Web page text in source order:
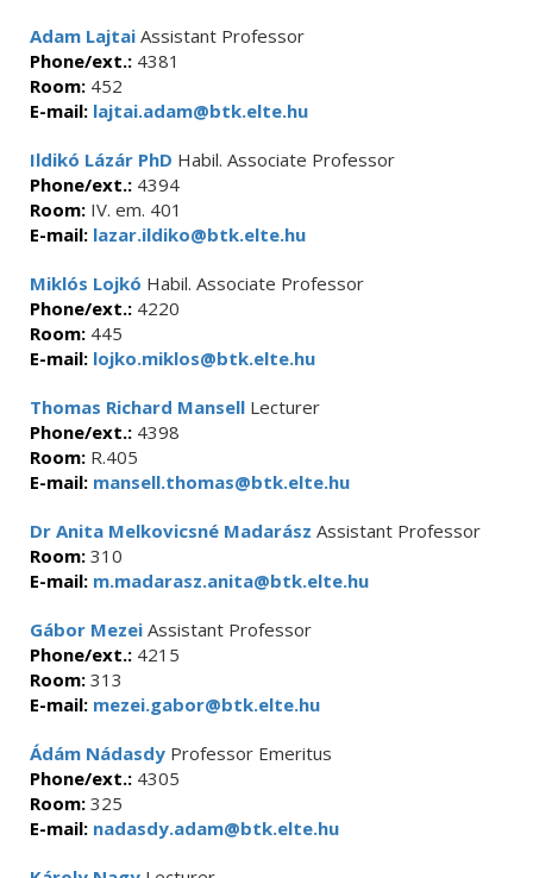
Adam Lajtai Assistant Professor
Phone/ext.: 4381
Room: 452
E-mail: lajtai.adam@btk.elte.hu
Ildikó Lázár PhD Habil. Associate Professor
Phone/ext.: 4394
Room: IV. em. 401
E-mail: lazar.ildiko@btk.elte.hu
Miklós Lojkó Habil. Associate Professor
Phone/ext.: 4220
Room: 445
E-mail: lojko.miklos@btk.elte.hu
Thomas Richard Mansell Lecturer
Phone/ext.: 4398
Room: R.405
E-mail: mansell.thomas@btk.elte.hu
Dr Anita Melkovicsné Madarász Assistant Professor
Room: 310
E-mail: m.madarasz.anita@btk.elte.hu
Gábor Mezei Assistant Professor
Phone/ext.: 4215
Room: 313
E-mail: mezei.gabor@btk.elte.hu
Ádám Nádasdy Professor Emeritus
Phone/ext.: 4305
Room: 325
E-mail: nadasdy.adam@btk.elte.hu